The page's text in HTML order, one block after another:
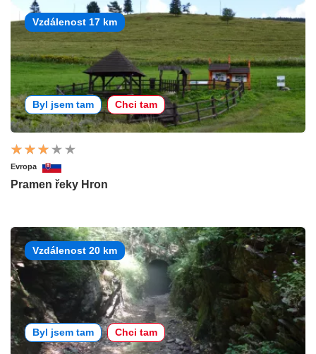
Vzdálenost 17 km
Byl jsem tam Chci tam
Evropa
Pramen řeky Hron
Vzdálenost 20 km
Byl jsem tam Chci tam